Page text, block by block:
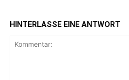
HINTERLASSE EINE ANTWORT